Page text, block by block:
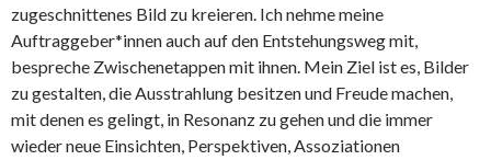
zugeschnittenes Bild zu kreieren. Ich nehme meine
Auftraggeber*innen auch auf den Entstehungsweg mit,
bespreche Zwischenetappen mit ihnen. Mein Ziel ist es, Bilder
zu gestalten, die Ausstrahlung besitzen und Freude machen,
mit denen es gelingt, in Resonanz zu gehen und die immer
wieder neue Einsichten, Perspektiven, Assoziationen